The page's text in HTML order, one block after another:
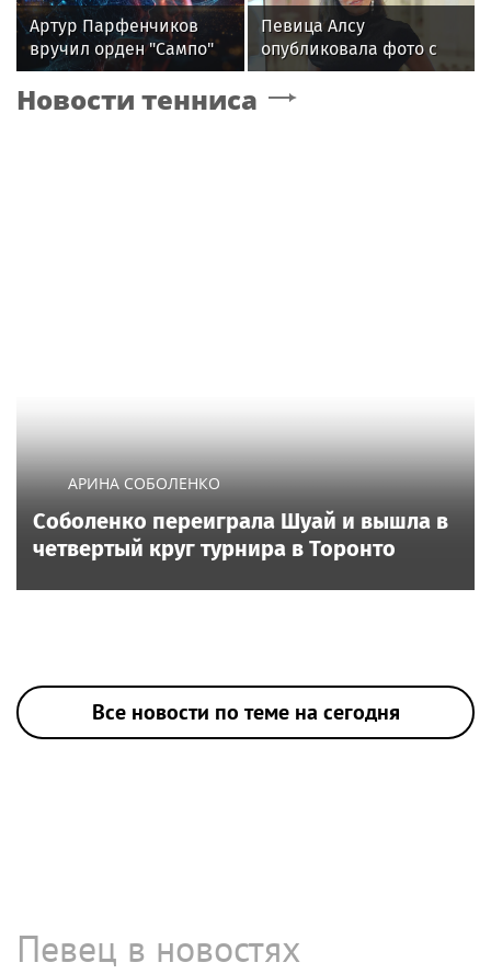
Артур Парфенчиков
вручил орден "Сампо"
семье Бориса Одлиса
Певица Алсу
опубликовала фото с
родителями из
деревни Уяндык в
Новости тенниса
АРИНА СОБОЛЕНКО
Соболенко переиграла Шуай и вышла в
четвертый круг турнира в Торонто
Все новости по теме на сегодня
Певец в новостях